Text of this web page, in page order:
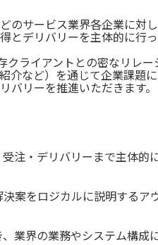
のサービス業界各企業に対
とデリバリーを主体的に行
クライアントとの密なリレ
介など）を通じて企業課題
バリーを推進いただきます。
注・デリバリーまで主体的
案をロジカルに説明するア
業界の業務やシステム構成